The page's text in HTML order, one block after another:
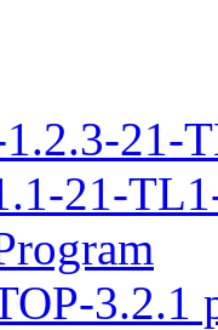
21-
21-
3.2.1